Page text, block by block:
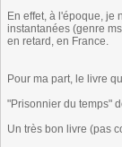
En effet, à l'époque, je
instantanées (genre
en retard, en France.
Pour ma part, le livre
"Prisonnier du temps"
Un très bon livre (pas